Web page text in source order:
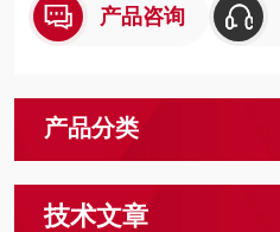
产品咨询
产品分类
技术文章